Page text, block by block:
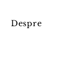
Despre